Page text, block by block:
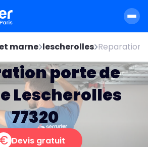
marne lescherolles Reparation
porte de
Lescherolles
77320
Devis gratuit